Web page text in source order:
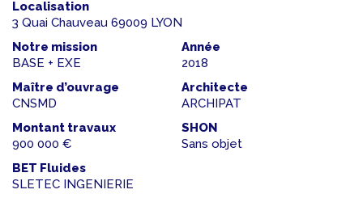
Localisation
3 Quai Chauveau 69009 LYON
Notre mission
BASE + EXE
Année
2018
Maître d’ouvrage
CNSMD
Architecte
ARCHIPAT
Montant travaux
900 000 €
SHON
Sans objet
BET Fluides
SLETEC INGENIERIE